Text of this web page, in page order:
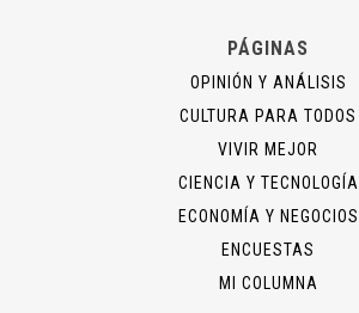
PÁGINAS
OPINIÓN Y ANÁLISIS
CULTURA PARA TODOS
VIVIR MEJOR
CIENCIA Y TECNOLOGÍA
ECONOMÍA Y NEGOCIOS
ENCUESTAS
MI COLUMNA